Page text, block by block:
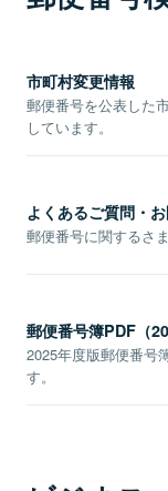
市町村変更情報
郵便番号を公表した
しています。
よくあるご質問・
郵便番号に関するさ
郵便番号簿PDF（
2025年度版郵便番号
す。